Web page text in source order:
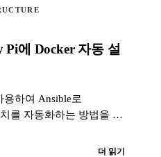
Pi에 Docker 자동 설
하여 Ansible로
를 자동화하는 방법을 제
더 읽기